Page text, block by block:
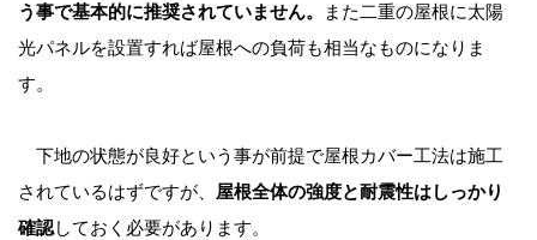
う事で基本的に推奨されていません。
また二重の屋根に太陽
光パネルを設置すれば屋根への負荷も相当なものになりま
す。
下地の状態が良好という事が前提で屋根カバー工法は施工
されているはずですが、 屋根全体の強度と耐震性はしっかり
確認しておく必要があります。